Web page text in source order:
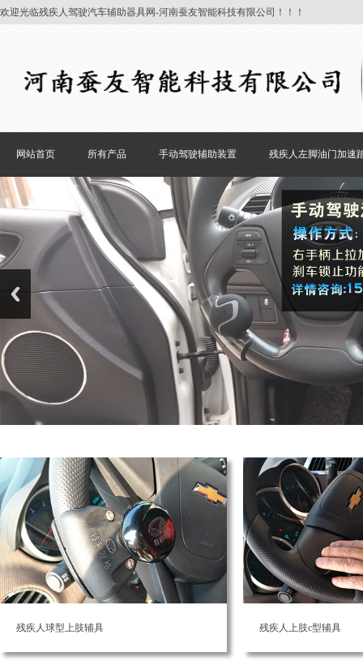
欢迎光临残疾人驾驶汽车辅助器具网-河南蚕友智能科技有限公司！！！
网站首页 所有产品 手动驾驶辅助装置 残疾人左脚油门加速
残疾人球型上肢辅具 残疾人上肢c型辅具